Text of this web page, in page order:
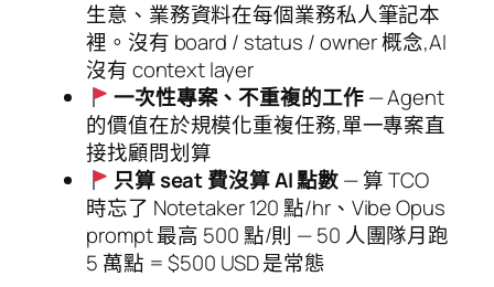
生意、業務資料在每個業務私人筆記本
裡。沒有 board / status / owner 概念,AI
沒有 context layer
一次性專案、不重複的工作— Agent
的價值在於規模化重複任務,單一專案直
接找顧問划算
只算 seat 費沒算 AI 點數— 算 TCO
時忘了 Notetaker 120 點/hr、Vibe Opus
prompt 最高 500 點/則 — 50 人團隊月跑
5 萬點 = $500 USD 是常態